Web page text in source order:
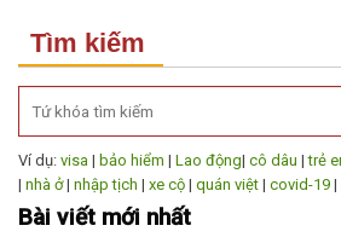
Tìm kiếm
Ví dụ: visa | bảo hiểm | Lao động| cô dâu |trẻ
| nhà ở| nhập tịch | xe cộ | quán việt | covid-19 |
Bài viết mới nhất